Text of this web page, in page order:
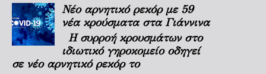
Νέο αρνητικό ρεκόρ με 59
νέα κρούσματα στα Γιάννινα
Η συρροή κρουσμάτων στο
ιδιωτικό γηροκομείο οδηγεί
σε νέο αρνητικό ρεκόρ το